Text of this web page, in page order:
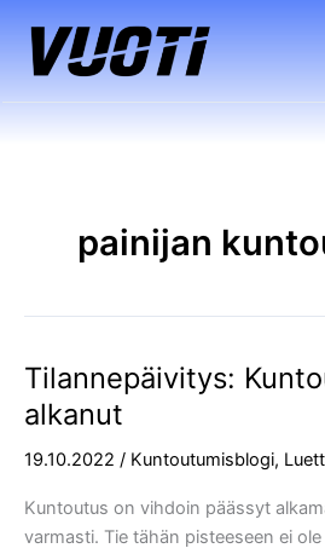
sisältöön
painijan
Tilannepäivitys:
alkanut
19.10.2022 / Kuntoutumisblogi,
Kuntoutus on vihdoin päässyt
varmasti. Tie tähän pisteeseen ei
Tilannepäivitys:
Kuntoutus
on
alkanut